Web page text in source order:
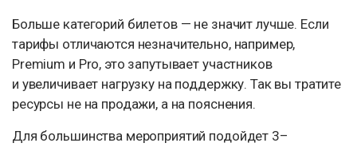
Больше категорий билетов — не значит лучше. Если
тарифы отличаются незначительно, например,
Premium и Pro, это запутывает участников
и увеличивает нагрузку на поддержку. Так вы тратите
ресурсы не на продажи, а на пояснения.
Для большинства мероприятий подойдет 3–